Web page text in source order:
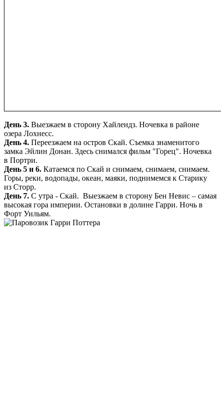
День 3. Выезжаем в сторону Хайлендз. Ночевка в районе
озера Лохнесс.
День 4. Переезжаем на остров Скай. Съемка знаменитого
замка Эйлин Донан. Здесь снимался фильм "Горец". Ночевка
в Портри.
День 5 и 6. Катаемся по Скай и снимаем, снимаем, снимаем.
Горы, реки, водопады, океан, маяки, поднимемся к Старику
из Сторр.
День 7. С утра - Скай. Выезжаем в сторону Бен Невис – самая
высокая гора империи. Остановки в долине Гарри. Ночь в
Форт Уильям.